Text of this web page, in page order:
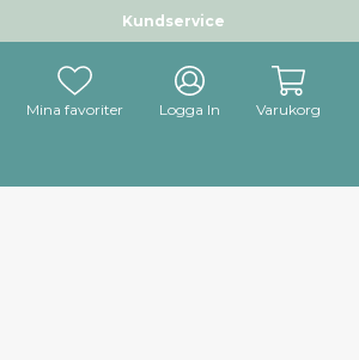
Kundservice
Mina favoriter Logga In Varukorg